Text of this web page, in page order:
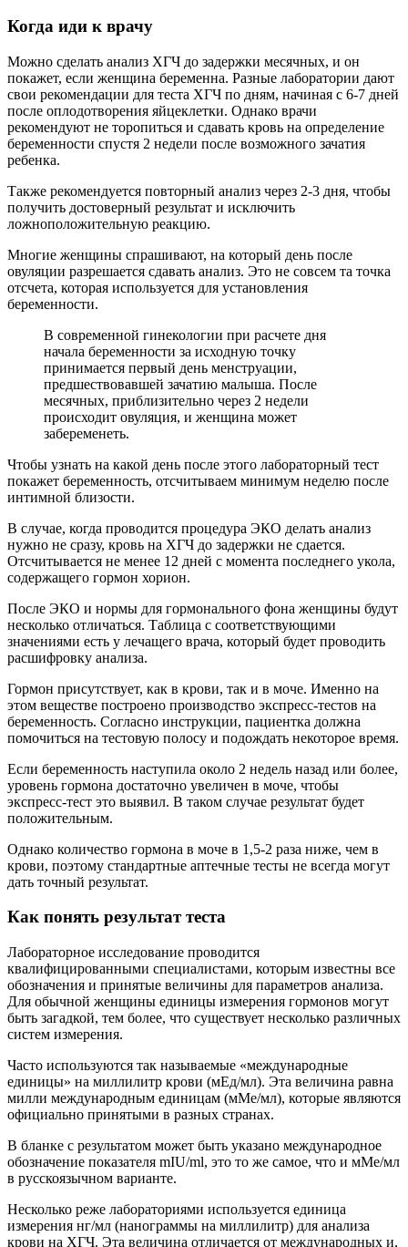
Когда иди к врачу
Можно сделать анализ ХГЧ до задержки месячных, и он
покажет, если женщина беременна. Разные лаборатории дают
свои рекомендации для теста ХГЧ по дням, начиная с 6-7 дней
после оплодотворения яйцеклетки. Однако врачи
рекомендуют не торопиться и сдавать кровь на определение
беременности спустя 2 недели после возможного зачатия
ребенка.
Также рекомендуется повторный анализ через 2-3 дня, чтобы
получить достоверный результат и исключить
ложноположительную реакцию.
Многие женщины спрашивают, на который день после
овуляции разрешается сдавать анализ. Это не совсем та точка
отсчета, которая используется для установления
беременности.
В современной гинекологии при расчете дня
начала беременности за исходную точку
принимается первый день менструации,
предшествовавшей зачатию малыша. После
месячных, приблизительно через 2 недели
происходит овуляция, и женщина может
забеременеть.
Чтобы узнать на какой день после этого лабораторный тест
покажет беременность, отсчитываем минимум неделю после
интимной близости.
В случае, когда проводится процедура ЭКО делать анализ
нужно не сразу, кровь на ХГЧ до задержки не сдается.
Отсчитывается не менее 12 дней с момента последнего укола,
содержащего гормон хорион.
После ЭКО и нормы для гормонального фона женщины будут
несколько отличаться. Таблица с соответствующими
значениями есть у лечащего врача, который будет проводить
расшифровку анализа.
Гормон присутствует, как в крови, так и в моче. Именно на
этом веществе построено производство экспресс-тестов на
беременность. Согласно инструкции, пациентка должна
помочиться на тестовую полосу и подождать некоторое время.
Если беременность наступила около 2 недель назад или более,
уровень гормона достаточно увеличен в моче, чтобы
экспресс-тест это выявил. В таком случае результат будет
положительным.
Однако количество гормона в моче в 1,5-2 раза ниже, чем в
крови, поэтому стандартные аптечные тесты не всегда могут
дать точный результат.
Как понять результат теста
Лабораторное исследование проводится
квалифицированными специалистами, которым известны все
обозначения и принятые величины для параметров анализа.
Для обычной женщины единицы измерения гормонов могут
быть загадкой, тем более, что существует несколько различных
систем измерения.
Часто используются так называемые «международные
единицы» на миллилитр крови (мЕд/мл). Эта величина равна
милли международным единицам (мМе/мл), которые являются
официально принятыми в разных странах.
В бланке с результатом может быть указано международное
обозначение показателя mIU/ml, это то же самое, что и мМе/мл
в русскоязычном варианте.
Несколько реже лабораториями используется единица
измерения нг/мл (нанограммы на миллилитр) для анализа
крови на ХГЧ. Эта величина отличается от международных и,